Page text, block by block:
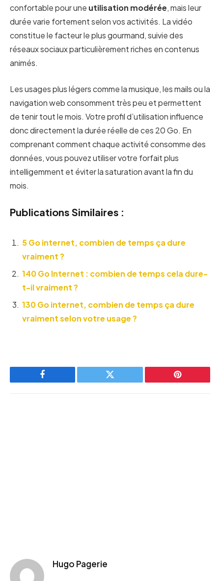
confortable pour une utilisation modérée, mais leur
durée varie fortement selon vos activités. La vidéo
constitue le facteur le plus gourmand, suivie des
réseaux sociaux particulièrement riches en contenus
animés.
Les usages plus légers comme la musique, les mails ou la
navigation web consomment très peu et permettent
de tenir tout le mois. Votre profil d’utilisation influence
donc directement la durée réelle de ces 20 Go. En
comprenant comment chaque activité consomme des
données, vous pouvez utiliser votre forfait plus
intelligemment et éviter la saturation avant la fin du
mois.
Publications Similaires :
5 Go internet, combien de temps ça dure
vraiment ?
140 Go Internet : combien de temps cela dure-
t-il vraiment ?
130 Go internet, combien de temps ça dure
vraiment selon votre usage ?
Facebook Twitter Pinterest
Hugo Pagerie